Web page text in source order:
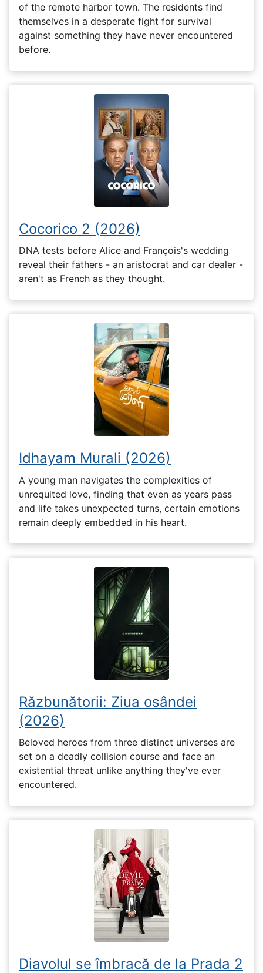
of the remote harbor town. The residents find
themselves in a desperate fight for survival
against something they have never encountered
before.
Cocorico 2 (2026)
DNA tests before Alice and François's wedding
reveal their fathers - an aristocrat and car dealer -
aren't as French as they thought.
Idhayam Murali (2026)
A young man navigates the complexities of
unrequited love, finding that even as years pass
and life takes unexpected turns, certain emotions
remain deeply embedded in his heart.
Răzbunătorii: Ziua osândei
(2026)
Beloved heroes from three distinct universes are
set on a deadly collision course and face an
existential threat unlike anything they've ever
encountered.
Diavolul se îmbracă de la Prada 2